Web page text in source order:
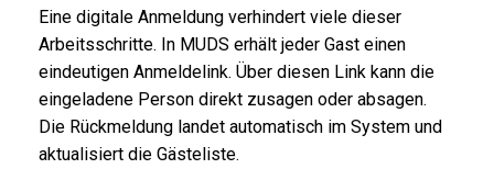
Eine digitale Anmeldung verhindert viele dieser
Arbeitsschritte. In MUDS erhält jeder Gast einen
eindeutigen Anmeldelink. Über diesen Link kann die
eingeladene Person direkt zusagen oder absagen.
Die Rückmeldung landet automatisch im System und
aktualisiert die Gästeliste.